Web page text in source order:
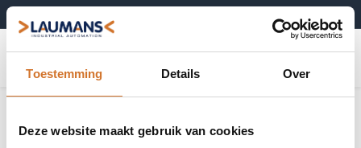
Toestemming Details Over
Deze website maakt gebruik van cookies
0